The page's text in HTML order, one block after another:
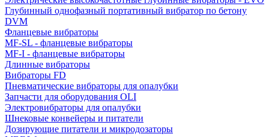
Глубинный однофазный портативный вибратор по бетону
DVM
Фланцевые вибраторы
MF-SL - фланцевые вибраторы
MF-I - фланцевые вибраторы
Длинные вибраторы
Вибраторы FD
Пневматические вибраторы для опалубки
Запчасти для оборудования OLI
Электровибраторы для опалубки
Шнековые конвейеры и питатели
Дозирующие питатели и микродозаторы